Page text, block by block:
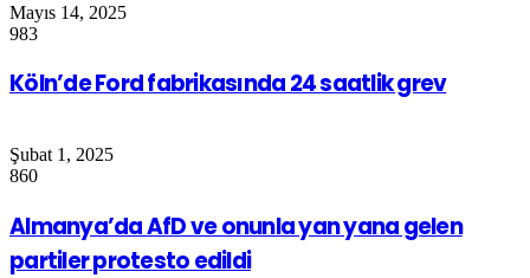
Mayıs 14, 2025
983
Köln’de Ford fabrikasında 24 saatlik grev
Şubat 1, 2025
860
Almanya’da AfD ve onunla yan yana gelen
partiler protesto edildi